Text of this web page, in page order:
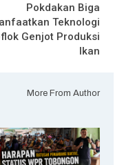
Pokdakan Biga
Teknologi
Genjot Produksi
Ikan
More From Author